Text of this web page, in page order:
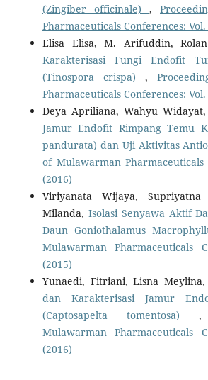
(Zingiber officinale) ,
Pharmaceuticals Conferences: Vol.
Elisa Elisa, M. Arifuddin,
Karakterisasi Fungi Endofit
(Tinospora crispa) ,
Pharmaceuticals Conferences: Vol.
Deya Apriliana, Wahyu
Jamur Endofit Rimpang Temu
pandurata) dan Uji Aktivitas
of Mulawarman Pharmaceuticals
(2016)
Viriyanata Wijaya, Supriyatna
Milanda, Isolasi Senyawa Aktif
Daun Goniothalamus
Mulawarman Pharmaceuticals
(2015)
Yunaedi, Fitriani, Lisna
dan Karakterisasi Jamur
(Captosapelta tomentosa)
Mulawarman Pharmaceuticals
(2016)